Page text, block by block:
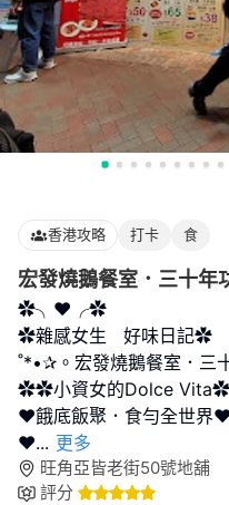
香港攻略 打卡 食
宏發燒鵝餐室．三十年
✿╮❤╭✿
✿雜感女生 好味日記✿
˚*•✰。宏發燒鵝餐室．三
✿✿小資女的Dolce
❤餓底飯聚．食勻全世界❤
❤... 更多
旺角亞皆老街50號地舖
評分